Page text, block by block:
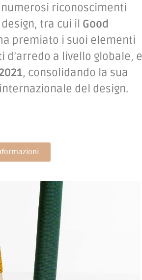
riconoscimenti
tra cui il Good
premiato i suoi elementi
a livello globale, e
, consolidando la sua
del design.